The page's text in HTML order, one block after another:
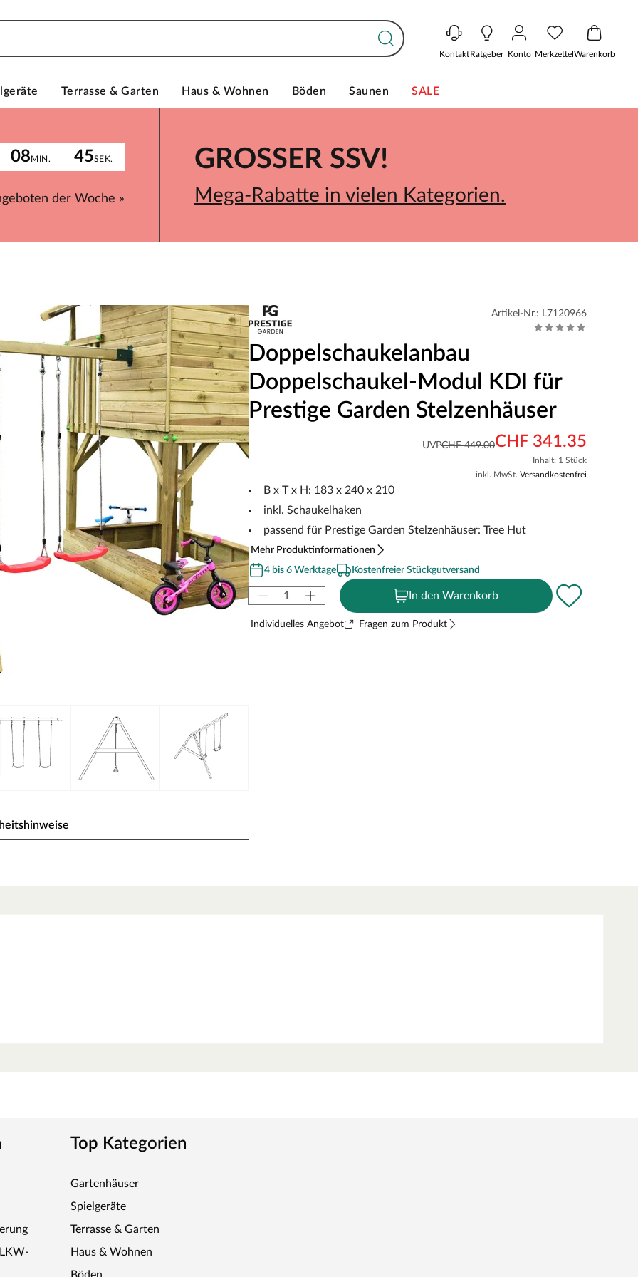
KontaktRatgeber Konto MerkzettelWarenkorb
Terrasse & Garten Haus & Wohnen Böden Saunen SALE
08MIN. 45SEK.
der Woche »
GROSSER SSV!
Mega-Rabatte in vielen Kategorien.
Gefühl von Freiheit - man fühlt sich wie auf einem
von Prestige Garden erweitern. Die
Kinder. Die Schaukelhöhe ist einstellbar und kann
sind die Schaukelanker + Schaukelsitze.
Artikel-Nr.: L7120966
Doppelschaukelanbau
Doppelschaukel-Modul KDI für
Prestige Garden Stelzenhäuser
UVPCHF 449.00CHF 341.35
Inhalt: 1 Stück
inkl. MwSt. Versandkostenfrei
B x T x H: 183 x 240 x 210
inkl. Schaukelhaken
passend für Prestige Garden Stelzenhäuser: Tree Hut
Mehr Produktinformationen
4 bis 6 Werktage
Kostenfreier Stückgutversand
In den Warenkorb
Individuelles Angebot Fragen zum Produkt
Top Kategorien
Gartenhäuser
Spielgeräte
Terrasse & Garten
Haus & Wohnen